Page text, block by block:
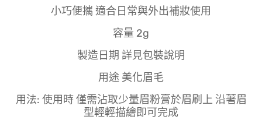
小巧便攜 適合日常與外出補妝使用
容量 2g
製造日期 詳見包裝說明
用途 美化眉毛
用法: 使用時 僅需沾取少量眉粉膏於眉刷上 沿著眉
型輕輕描繪即可完成